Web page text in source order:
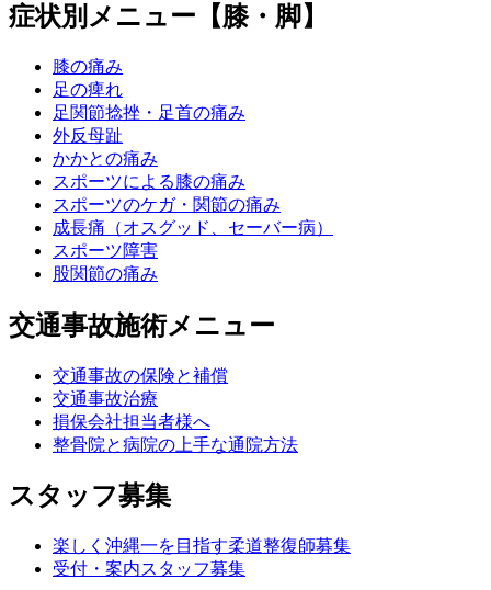
症状別メニュー【膝・脚】
膝の痛み
足の痺れ
足関節捻挫・足首の痛み
外反母趾
かかとの痛み
スポーツによる膝の痛み
スポーツのケガ・関節の痛み
成長痛（オスグッド、セーバー病）
スポーツ障害
股関節の痛み
交通事故施術メニュー
交通事故の保険と補償
交通事故治療
損保会社担当者様へ
整骨院と病院の上手な通院方法
スタッフ募集
楽しく沖縄一を目指す柔道整復師募集
受付・案内スタッフ募集